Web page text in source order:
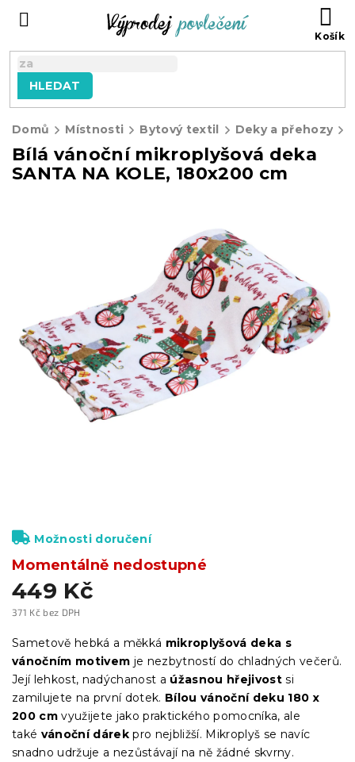
HLEDAT
Domů Místnosti Bytový textil Deky a přehozy
Bílá vánoční mikroplyšová deka
SANTA NA KOLE, 180x200 cm
449 Kč
371 Kč bez DPH
cena:
Momentálně nedostupné
Možnosti doručení
Sametově hebká a měkká mikroplyšová deka s
vánočním motivem je nezbytností do chladných večerů.
Její lehkost, nadýchanost a úžasnou hřejivostsi
zamilujete na první dotek. Bílou vánoční deku 180 x
200 cm využijete jako praktického pomocníka, ale
také vánoční dárek pro nejbližší. Mikroplyš se navíc
snadno udržuje a nezůstávají na ně žádné skvrny.